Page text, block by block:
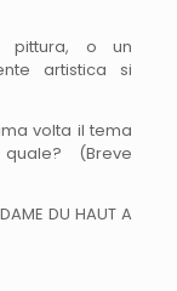
pittura, o un
artistica si
volta il tema
(Breve
DU HAUT A